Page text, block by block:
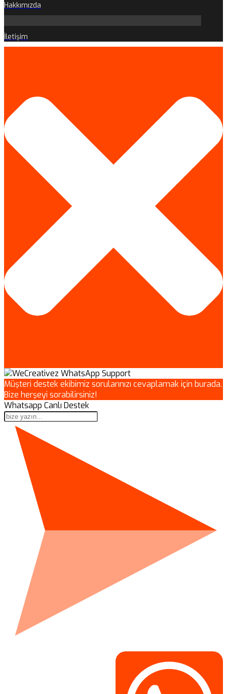
Hakkımızda
İletişim
Müşteri destek ekibimiz sorularınızı cevaplamak için burada.
Bize herşeyi sorabilirsiniz!
Whatsapp Canlı Destek